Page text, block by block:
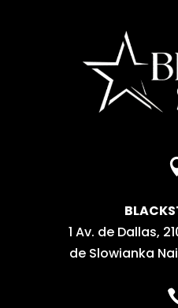
1 Av. de Dallas,
de Slowianka